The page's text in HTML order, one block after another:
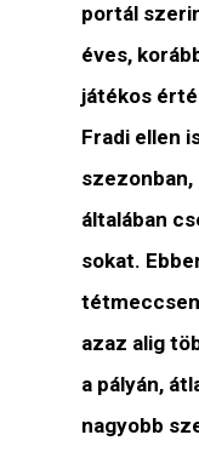
portál
éves,
játékos
Fradi ellen
szezonban,
általában
sokat.
azaz alig
a pályán,
nagyobb